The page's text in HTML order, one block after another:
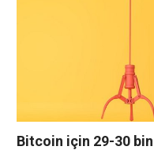
Bitcoin için 29-30